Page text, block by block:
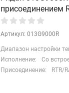
присоединением
Артикул: 013G9000R
Диапазон настройки
Исполнение:
Со
Присоединение:
RTR/